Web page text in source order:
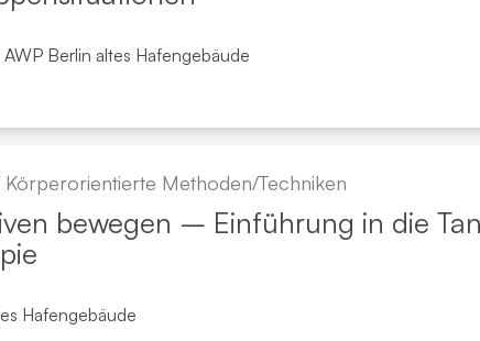
Paartherapie
Berlin altes Hafengebäude
Körper­orientierte Methoden/Techniken
bewegen – Einführung in die
Hafengebäude